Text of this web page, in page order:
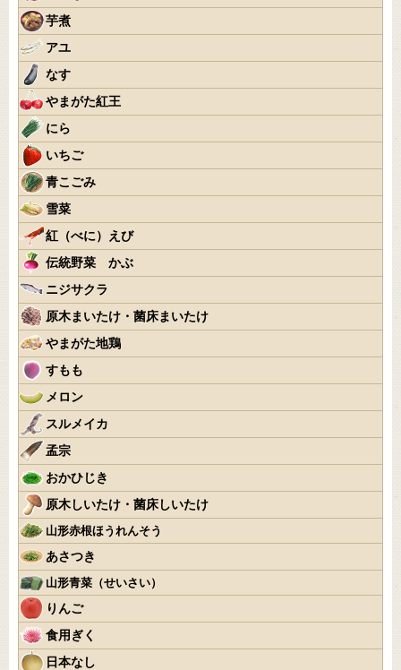
芋煮
アユ
なす
やまがた紅王
にら
いちご
青こごみ
雪菜
紅（べに）えび
伝統野菜 かぶ
ニジサクラ
原木まいたけ・菌床まいたけ
やまがた地鶏
すもも
メロン
スルメイカ
孟宗
おかひじき
原木しいたけ・菌床しいたけ
山形赤根ほうれんそう
あさつき
山形青菜（せいさい）
りんご
食用ぎく
日本なし